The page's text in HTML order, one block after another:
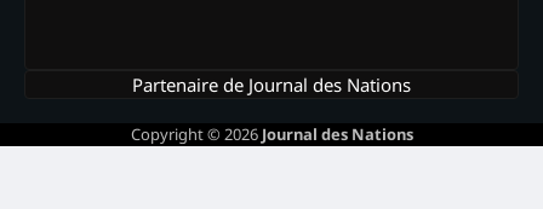
Partenaire de Journal des Nations
Copyright © 2026 Journal des Nations